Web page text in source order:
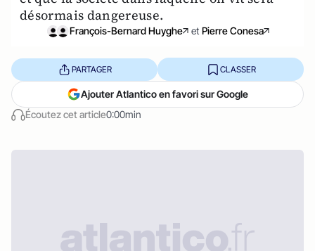
désormais dangereuse.
François-Bernard Huyghe et Pierre Conesa
Écoutez cet article0:00min
PARTAGER CLASSER
Ajouter Atlantico en favori sur Google